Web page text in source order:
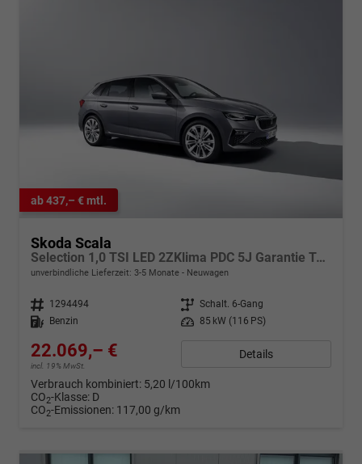
ab 437,– € mtl.
Skoda Scala
Selection 1,0 TSI LED 2ZKlima PDC 5J Garantie Tempomat Alu Felgen SmartLink Sitzheizung Multi Lederlenkrad Bluetooth
unverbindliche Lieferzeit: 3-5 Monate Neuwagen
Fahrzeugnr. 1294494 Getriebe Schalt. 6-Gang
Kraftstoff
Benzin Leistung 85 kW (116 PS)
22.069,– €
incl. 19% MwSt.
Details
Verbrauch kombiniert: 5,20 l/100km
CO2-Klasse: D
CO2-Emissionen: 117,00 g/km